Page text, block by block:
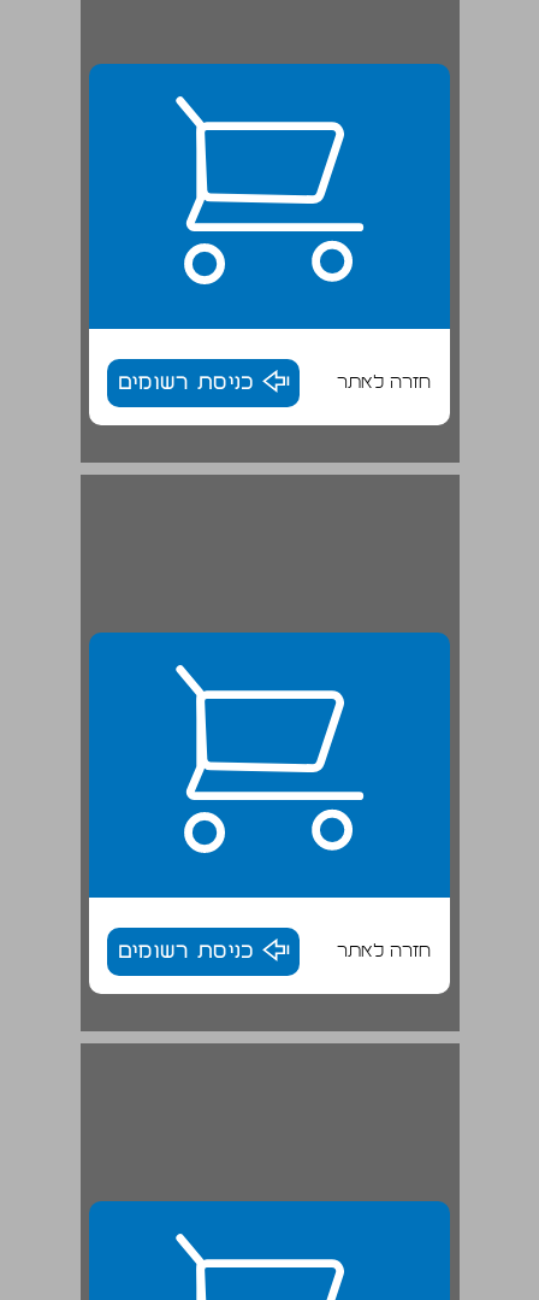
חזרה לאתר כניסת רשומים
חזרה לאתר כניסת רשומים